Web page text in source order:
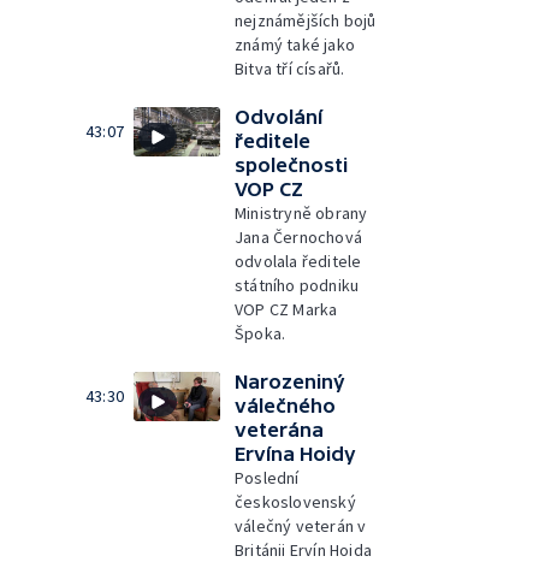
nejznámějších bojů
známý také jako
Bitva tří císařů.
43:07
Odvolání
ředitele
společnosti
VOP CZ
Ministryně obrany
Jana Černochová
odvolala ředitele
státního podniku
VOP CZ Marka
Špoka.
43:30
Narozeniný
válečného
veterána
Ervína Hoidy
Poslední
československý
válečný veterán v
Británii Ervín Hoida